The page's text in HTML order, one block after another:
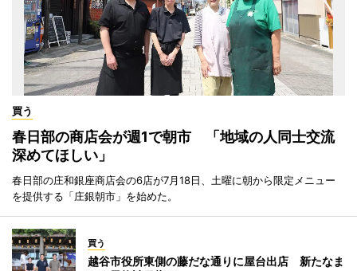
買う
春日部の商店会が週1で朝市 「地域の人同士交流
深めてほしい」
春日部の庄和銀座商店会の6店が7月18日、土曜に朝から限定メニュー
を提供する「庄銀朝市」を始めた。
買う
越谷市役所東側の藤だな通りに屋台出店 新たなま